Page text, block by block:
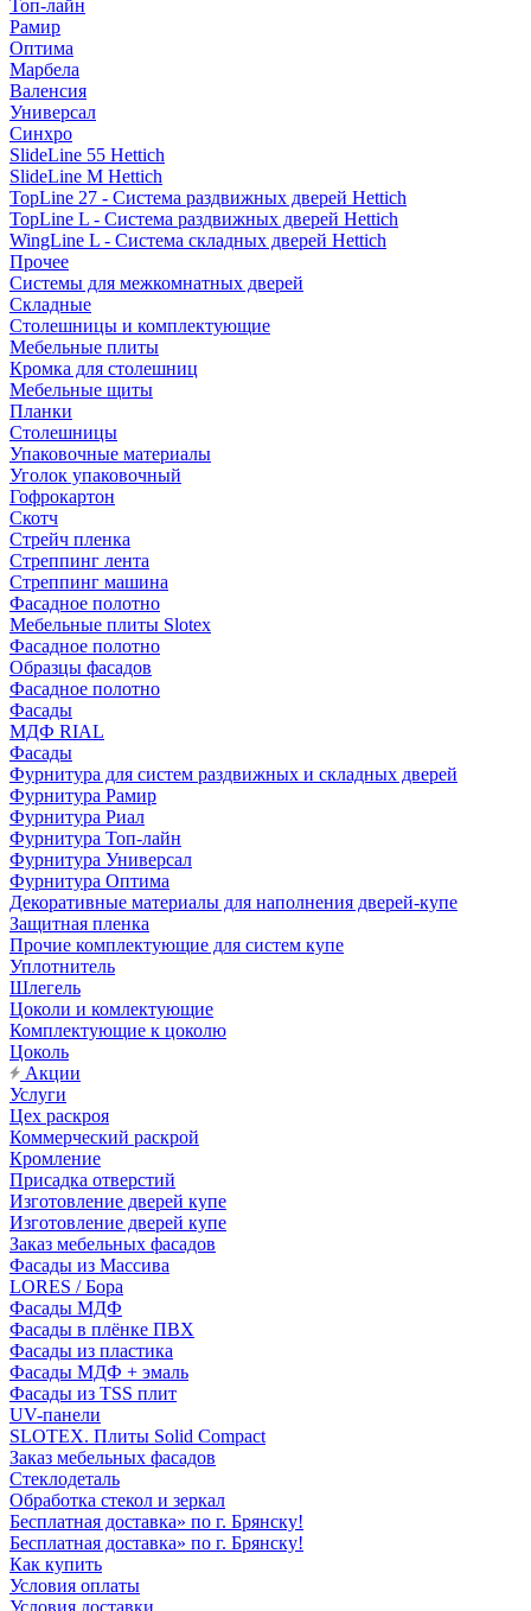
Топ-лайн
Рамир
Оптима
Марбела
Валенсия
Универсал
Синхро
SlideLine 55 Hettich
SlideLine M Hettich
TopLine 27 - Система раздвижных дверей Hettich
TopLine L - Система раздвижных дверей Hettich
WingLine L - Система складных дверей Hettich
Прочее
Системы для межкомнатных дверей
Складные
Столешницы и комплектующие
Мебельные плиты
Кромка для столешниц
Мебельные щиты
Планки
Столешницы
Упаковочные материалы
Уголок упаковочный
Гофрокартон
Скотч
Стрейч пленка
Стреппинг лента
Стреппинг машина
Фасадное полотно
Мебельные плиты Slotex
Фасадное полотно
Образцы фасадов
Фасадное полотно
Фасады
МДФ RIAL
Фасады
Фурнитура для систем раздвижных и складных дверей
Фурнитура Рамир
Фурнитура Риал
Фурнитура Топ-лайн
Фурнитура Универсал
Фурнитура Оптима
Декоративные материалы для наполнения дверей-купе
Защитная пленка
Прочие комплектующие для систем купе
Уплотнитель
Шлегель
Цоколи и комлектующие
Комплектующие к цоколю
Цоколь
Акции
Услуги
Цех раскроя
Коммерческий раскрой
Кромление
Присадка отверстий
Изготовление дверей купе
Изготовление дверей купе
Заказ мебельных фасадов
Фасады из Массива
LORES / Бора
Фасады МДФ
Фасады в плёнке ПВХ
Фасады из пластика
Фасады МДФ + эмаль
Фасады из TSS плит
UV-панели
SLOTEX. Плиты Solid Compact
Заказ мебельных фасадов
Стеклодеталь
Обработка стекол и зеркал
Бесплатная доставка» по г. Брянску!
Бесплатная доставка» по г. Брянску!
Как купить
Условия оплаты
Условия доставки